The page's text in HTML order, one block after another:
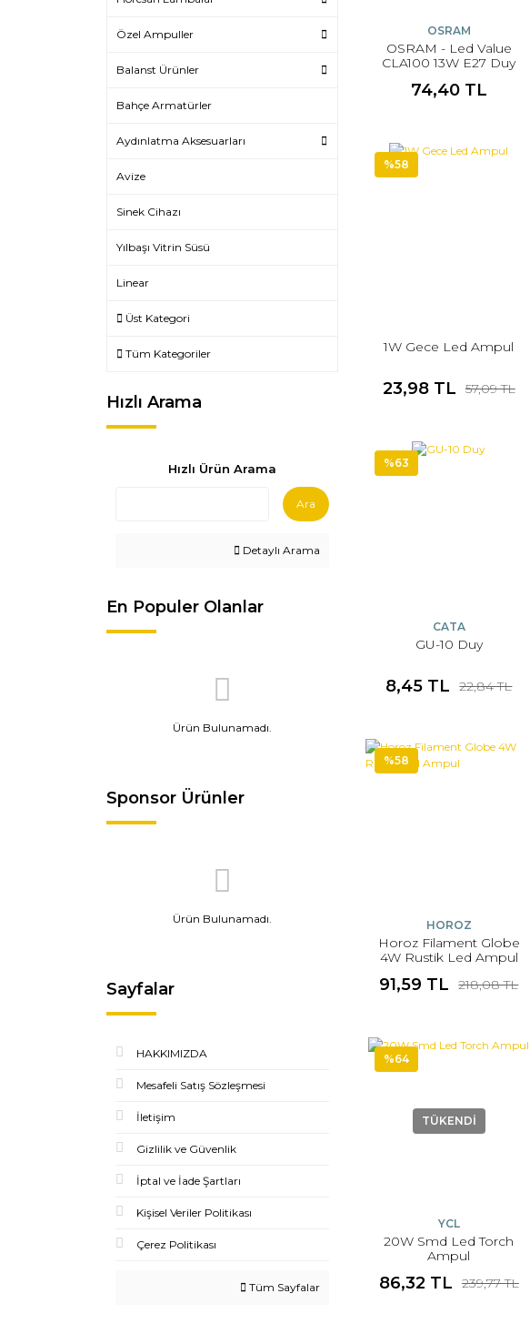
Özel Ampuller
Balanst Ürünler
Bahçe Armatürler
Aydınlatma Aksesuarları
Avize
Sinek Cihazı
Yılbaşı Vitrin Süsü
Linear
Üst Kategori
Tüm Kategoriler
Hızlı Arama
Hızlı Ürün Arama
Ara
Detaylı Arama
En Populer Olanlar
Ürün Bulunamadı.
Sponsor Ürünler
Ürün Bulunamadı.
Sayfalar
HAKKIMIZDA
Mesafeli Satış Sözleşmesi
İletişim
Gizlilik ve Güvenlik
İptal ve İade Şartları
Kişisel Veriler Politikası
Çerez Politikası
Tüm Sayfalar
OSRAM
OSRAM - Led Value
CLA100 13W E27 Duy
74,40 TL
%58
1W Gece Led Ampul
23,98 TL 57,09 TL
%63
CATA
GU-10 Duy
8,45 TL 22,84 TL
%58
HOROZ
Horoz Filament Globe
4W Rustik Led Ampul
91,59 TL 218,08 TL
%64
TÜKENDİ
YCL
20W Smd Led Torch
Ampul
86,32 TL 239,77 TL